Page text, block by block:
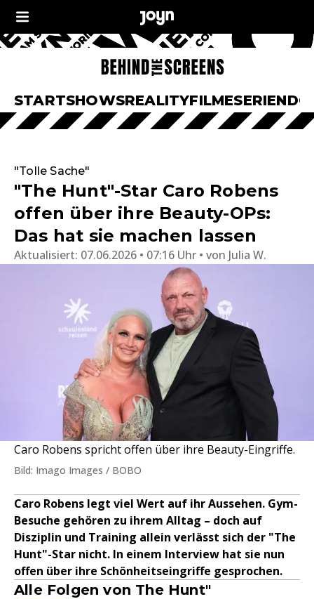
STARTSHOWSREALITYFILMESERIEN
"Tolle Sache"
"The Hunt"-Star Caro Robens
offen über ihre Beauty-OPs:
Das hat sie machen lassen
Aktualisiert: 07.06.2026 • 07:16 Uhr von Julia W.
Caro Robens spricht offen über ihre Beauty-Eingriffe.
Bild: Imago Images / BOBO
Caro Robens legt viel Wert auf ihr Aussehen. Gym-
Besuche gehören zu ihrem Alltag – doch auf
Disziplin und Training allein verlässt sich der "The
Hunt"-Star nicht. In einem Interview hat sie nun
offen über ihre Schönheitseingriffe gesprochen.
Alle Folgen von The Hunt"